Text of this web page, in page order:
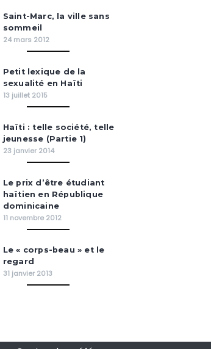
Saint-Marc, la ville sans
sommeil
24 mars 2012
Petit lexique de la
sexualité en Haïti
13 juillet 2015
Haïti : telle société, telle
jeunesse (Partie 1)
23 janvier 2014
Le prix d’être étudiant
haïtien en République
dominicaine
11 novembre 2012
Le « corps-beau » et le
regard
31 janvier 2013